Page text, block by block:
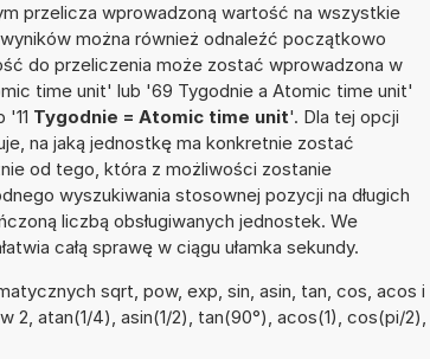
przelicza wprowadzoną wartość na wszystkie
można również odnaleźć początkowo
do przeliczenia może zostać wprowadzona w
time unit' lub '69 Tygodnie a Atomic time unit'
'11 Tygodnie = Atomic time unit'. Dla tej opcji
na jaką jednostkę ma konkretnie zostać
od tego, która z możliwości zostanie
wyszukiwania stosownej pozycji na długich
liczbą obsługiwanych jednostek. We
całą sprawę w ciągu ułamka sekundy.
sqrt, pow, exp, sin, asin, tan, cos, acos i
2, atan(1/4), asin(1/2), tan(90°), acos(1), cos(pi/2),